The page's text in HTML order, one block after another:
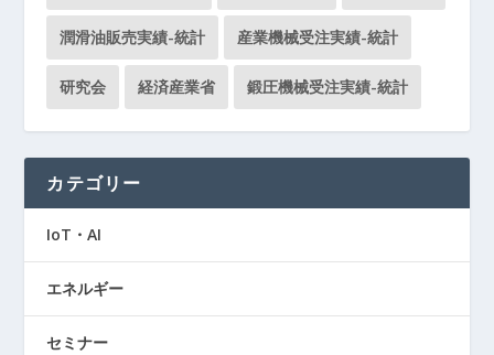
潤滑油販売実績-統計 産業機械受注実績-統計
研究会 経済産業省 鍛圧機械受注実績-統計
カテゴリー
IoT・AI
エネルギー
セミナー